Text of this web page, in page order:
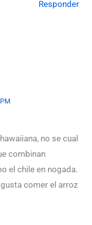
Responder
no se cual
combinan
el chile en nogada.
comer el arroz